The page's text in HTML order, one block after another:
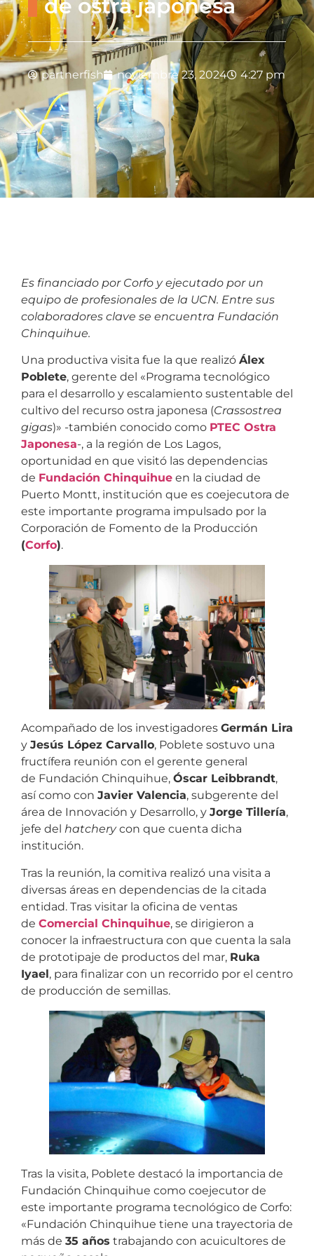
de ostra japonesa
partnerfish noviembre 23, 2024 4:27 pm
Es financiado por Corfo y ejecutado por un
equipo de profesionales de la UCN. Entre sus
colaboradores clave se encuentra Fundación
Chinquihue.
Una productiva visita fue la que realizó Álex
Poblete, gerente del «Programa tecnológico
para el desarrollo y escalamiento sustentable del
cultivo del recurso ostra japonesa (Crassostrea
gigas)» -también conocido como PTEC Ostra
Japonesa-, a la región de Los Lagos,
oportunidad en que visitó las dependencias
de Fundación Chinquihue en la ciudad de
Puerto Montt, institución que es coejecutora de
este importante programa impulsado por la
Corporación de Fomento de la Producción
(Corfo).
Acompañado de los investigadores Germán Lira
y Jesús López Carvallo, Poblete sostuvo una
fructífera reunión con el gerente general
de Fundación Chinquihue, Óscar Leibbrandt,
así como con Javier Valencia, subgerente del
área de Innovación y Desarrollo, y Jorge Tillería,
jefe del hatcherycon que cuenta dicha
institución.
Tras la reunión, la comitiva realizó una visita a
diversas áreas en dependencias de la citada
entidad. Tras visitar la oficina de ventas
de Comercial Chinquihue, se dirigieron a
conocer la infraestructura con que cuenta la sala
de prototipaje de productos del mar, Ruka
Iyael, para finalizar con un recorrido por el centro
de producción de semillas.
Tras la visita, Poblete destacó la importancia de
Fundación Chinquihue como coejecutor de
este importante programa tecnológico de Corfo:
«Fundación Chinquihue tiene una trayectoria de
más de 35 años trabajando con acuicultores de